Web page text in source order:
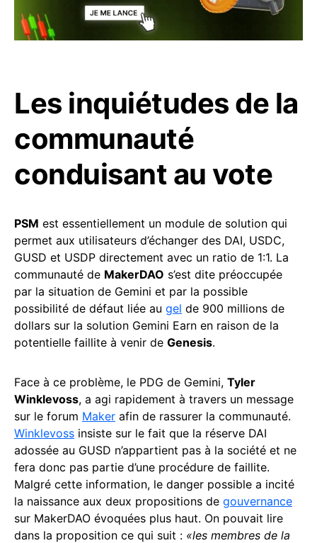
Les inquiétudes de la
communauté
conduisant au vote
PSM est essentiellement un module de solution qui
permet aux utilisateurs d’échanger des DAI, USDC,
GUSD et USDP directement avec un ratio de 1:1. La
communauté de MakerDAO s’est dite préoccupée
par la situation de Gemini et par la possible
possibilité de défaut liée au gel de 900 millions de
dollars sur la solution Gemini Earn en raison de la
potentielle faillite à venir de Genesis.
Face à ce problème, le PDG de Gemini, Tyler
Winklevoss, a agi rapidement à travers un message
sur le forum Maker afin de rassurer la communauté.
Winklevoss insiste sur le fait que la réserve DAI
adossée au GUSD n’appartient pas à la société et ne
fera donc pas partie d’une procédure de faillite.
Malgré cette information, le danger possible a incité
la naissance aux deux propositions de gouvernance
sur MakerDAO évoquées plus haut. On pouvait lire
dans la proposition ce qui suit : «les membres de la